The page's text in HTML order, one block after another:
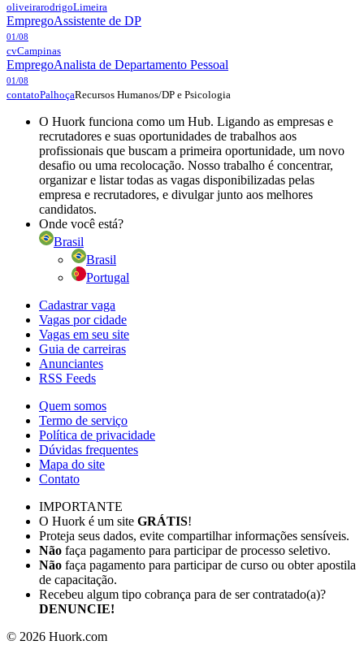
oliveirarodrigoLimeira
EmpregoAssistente de DP
01/08
cvCampinas
EmpregoAnalista de Departamento Pessoal
01/08
contatoPalhoçaRecursos Humanos/DP e Psicologia
O Huork funciona como um Hub. Ligando as empresas e
recrutadores e suas oportunidades de trabalhos aos
profissionais que buscam a primeira oportunidade, um novo
desafio ou uma recolocação. Nosso trabalho é concentrar,
organizar e listar todas as vagas disponibilizadas pelas
empresa e recrutadores, e divulgar junto aos melhores
candidatos.
Onde você está?
Brasil
Brasil
Portugal
Cadastrar vaga
Vagas por cidade
Vagas em seu site
Guia de carreiras
Anunciantes
RSS Feeds
Quem somos
Termo de serviço
Política de privacidade
Dúvidas frequentes
Mapa do site
Contato
IMPORTANTE
O Huork é um site GRÁTIS!
Proteja seus dados, evite compartilhar informações sensíveis.
Não faça pagamento para participar de processo seletivo.
Não faça pagamento para participar de curso ou obter apostila
de capacitação.
Recebeu algum tipo cobrança para de ser contratado(a)?
DENUNCIE!
© 2026 Huork.com